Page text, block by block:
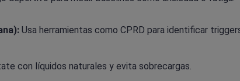
Usa herramientas como CPRD para identificar
con líquidos naturales y evita sobrecargas.